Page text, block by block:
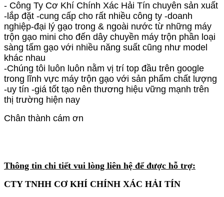
- Công Ty Cơ Khí Chính Xác Hải Tín chuyên sản xuất
-lắp đặt -cung cấp cho rất nhiều công ty -doanh
nghiệp-đại lý gạo trong & ngoài nước từ những máy
trộn gạo mini cho đến dây chuyền máy trộn phần loại
sàng tấm gạo với nhiều năng suất cũng như model
khác nhau
-Chúng tôi luôn luôn nằm vị trí top đầu trên google
trong lĩnh vực máy trộn gạo với sản phẩm chất lượng
-uy tín -giá tốt tạo nên thương hiệu vững mạnh trên
thị trường hiện nay
Chân thành cám ơn
Thông tin chi tiết vui lòng liên hệ để được hỗ trợ:
CTY TNHH CƠ KHÍ CHÍNH XÁC HẢI TÍN